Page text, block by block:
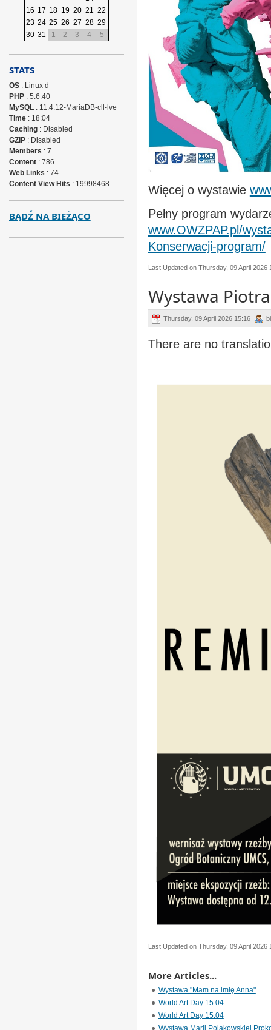
Więcej o wystawie
Pełny program
www.OWZPAP.pl/
Konserwacji-program/
Last Updated on Thursday, 09 April 2026
Wystawa
Thursday, 09 April 2026 15:16
There are no
Last Updated on Thursday, 09 April 2026
More Articles...
Wystawa "Mam na imię Anna"
World Art Day 15.04
World Art Day 15.04
Wystawa Marii Polakowskiej
16 17 18 19 20 21 22
23 24 25 26 27 28 29
30 31 1 2 3 4 5
STATS
OS: Linux d
PHP: 5.6.40
MySQL: 11.4.12-MariaDB-cll-lve
Time: 18:04
Caching: Disabled
GZIP: Disabled
Members : 7
Content: 786
Web Links : 74
Content View Hits : 19998468
BĄDŹ NA BIEŻĄCO